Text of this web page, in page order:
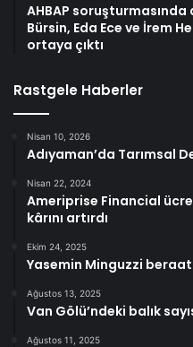
AHBAP
Bürsin, Eda Ece ve İrem
ortaya çıktı
Rastgele Haberler
Nisan 10, 2026
Adıyaman’da Tarımsal
Nisan 22, 2024
Ameriprise Financial
kârını artırdı
Ekim 24, 2025
Yasemin Minguzzi beraat
Ağustos 13, 2025
Van Gölü’ndeki balık
Ağustos 11, 2025